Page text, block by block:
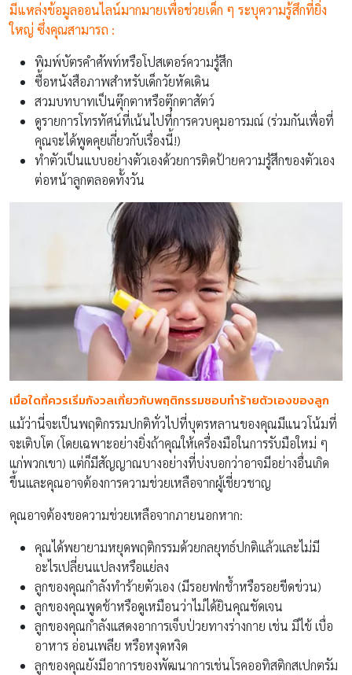
มีแหล่งข้อมูลออนไลน์มากมายเพื่อช่วยเด็ก ๆ ระบุความรู้สึกที่ยิ่ง
ใหญ่ ซึ่งคุณสามารถ :
พิมพ์บัตรคำศัพท์หรือโปสเตอร์ความรู้สึก
ซื้อหนังสือภาพสำหรับเด็กวัยหัดเดิน
สวมบทบาทเป็นตุ๊กตาหรือตุ๊กตาสัตว์
ดูรายการโทรทัศน์ที่เน้นไปที่การควบคุมอารมณ์ (ร่วมกันเพื่อที่
คุณจะได้พูดคุยเกี่ยวกับเรื่องนี้!)
ทำตัวเป็นแบบอย่างตัวเองด้วยการติดป้ายความรู้สึกของตัวเอง
ต่อหน้าลูกตลอดทั้งวัน
เมื่อใดที่ควรเริ่มกังวลเกี่ยวกับพฤติกรรมชอบทำร้ายตัวเองของลูก
แม้ว่านี่จะเป็นพฤติกรรมปกติทั่วไปที่บุตรหลานของคุณมีแนวโน้มที่
จะเติบโต (โดยเฉพาะอย่างยิ่งถ้าคุณให้เครื่องมือในการรับมือใหม่ ๆ
แก่พวกเขา) แต่ก็มีสัญญาณบางอย่างที่บ่งบอกว่าอาจมีอย่างอื่นเกิด
ขึ้นและคุณอาจต้องการความช่วยเหลือจากผู้เชี่ยวชาญ
คุณอาจต้องขอความช่วยเหลือจากภายนอกหาก:
คุณได้พยายามหยุดพฤติกรรมด้วยกลยุทธ์ปกติแล้วและไม่มี
อะไรเปลี่ยนแปลงหรือแย่ลง
ลูกของคุณกำลังทำร้ายตัวเอง (มีรอยฟกช้ำหรือรอยขีดข่วน)
ลูกของคุณพูดช้าหรือดูเหมือนว่าไม่ได้ยินคุณชัดเจน
ลูกของคุณกำลังแสดงอาการเจ็บป่วยทางร่างกาย เช่น มีไข้ เบื่อ
อาหาร อ่อนเพลีย หรือหงุดหงิด
ลูกของคุณยังมีอาการของพัฒนาการเช่นโรคออทิสติกสเปกตรัม